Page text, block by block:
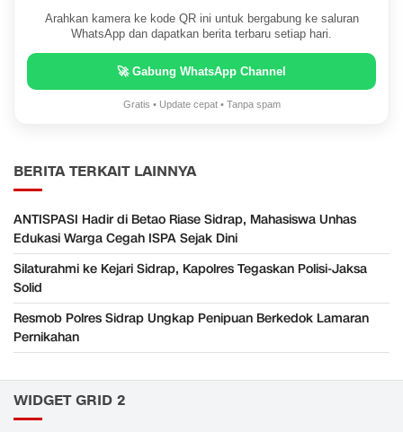
Arahkan kamera ke kode QR ini untuk bergabung ke saluran
WhatsApp dan dapatkan berita terbaru setiap hari.
🚀 Gabung WhatsApp Channel
Gratis • Update cepat • Tanpa spam
BERITA TERKAIT LAINNYA
ANTISPASI Hadir di Betao Riase Sidrap, Mahasiswa Unhas
Edukasi Warga Cegah ISPA Sejak Dini
Silaturahmi ke Kejari Sidrap, Kapolres Tegaskan Polisi-Jaksa
Solid
Resmob Polres Sidrap Ungkap Penipuan Berkedok Lamaran
Pernikahan
WIDGET GRID 2